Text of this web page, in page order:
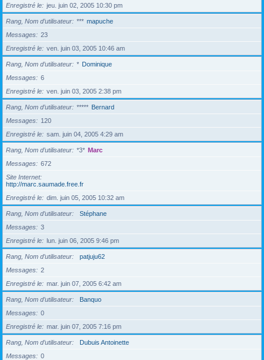
Enregistré le
jeu. juin 02, 2005 10:30 pm
Rang, Nom d’utilisateur *** mapuche
Messages
23
Enregistré le
ven. juin 03, 2005 10:46 am
Rang, Nom d’utilisateur * Dominique
Messages
6
Enregistré le
ven. juin 03, 2005 2:38 pm
Rang, Nom d’utilisateur ***** Bernard
Messages
120
Enregistré le
sam. juin 04, 2005 4:29 am
Rang, Nom d’utilisateur *3* Marc
Messages
672
Site Internet
http://marc.saumade.free.fr
Enregistré le
dim. juin 05, 2005 10:32 am
Rang, Nom d’utilisateur
Stéphane
Messages
3
Enregistré le
lun. juin 06, 2005 9:46 pm
Rang, Nom d’utilisateur
patjuju62
Messages
2
Enregistré le
mar. juin 07, 2005 6:42 am
Rang, Nom d’utilisateur
Banquo
Messages
0
Enregistré le
mar. juin 07, 2005 7:16 pm
Rang, Nom d’utilisateur
Dubuis Antoinette
Messages
0